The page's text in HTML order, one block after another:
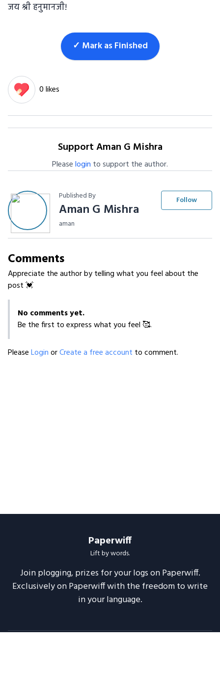
जय श्री हनुमानजी!
✓ Mark as Finished
0 likes
Support Aman G Mishra
Pleaselogin to support the author.
Published By
Aman G Mishra
aman
Follow
Comments
Appreciate the author by telling what you feel about the
post 💓
No comments yet.
Be the first to express what you feel 🥰.
PleaseLoginorCreate a free account to comment.
Paperwiff
Lift by words.
Join plogging, prizes for your logs on Paperwiff.
Exclusively on Paperwiff with the freedom to write
in your language.